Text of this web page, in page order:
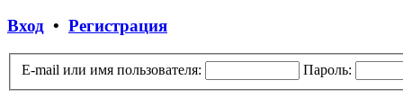
Вход • Регистрация
E-mail или имя пользователя: Пароль: